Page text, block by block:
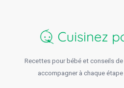
Recettes pour bébé et conseils
accompagner à chaque